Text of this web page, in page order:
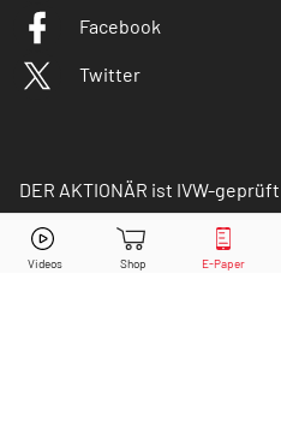
ThyssenkruppAktie jetzt handeln?
Facebook
Twitter
DER AKTIONÄR ist IVW-geprüft